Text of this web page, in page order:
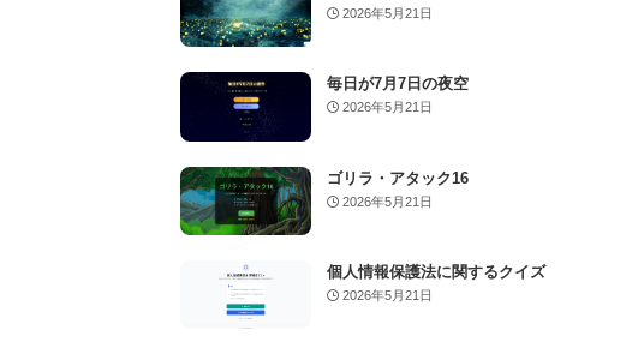
2026年5月21日
毎日が7月7日の夜空
2026年5月21日
ゴリラ・アタック16
2026年5月21日
個人情報保護法に関するクイズ
2026年5月21日